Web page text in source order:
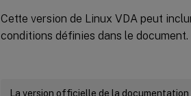
Cette version de Linux VDA peut
conditions définies dans le document.
La version officielle de la